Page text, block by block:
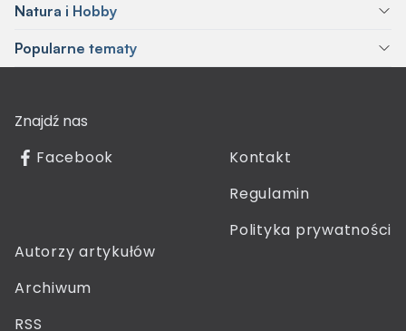
Natura i Hobby
Popularne tematy
Znajdź nas
Facebook
Kontakt
Regulamin
Polityka prywatności
Autorzy artykułów
Archiwum
RSS